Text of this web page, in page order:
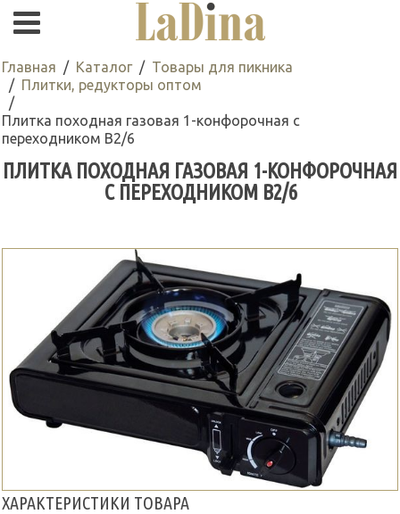
Главная Каталог
Товары для пикника
Плитки, редукторы оптом
Плитка походная газовая 1-конфорочная с
переходником В2/6
ПЛИТКА ПОХОДНАЯ ГАЗОВАЯ 1-КОНФОРОЧНАЯ
С ПЕРЕХОДНИКОМ В2/6
ХАРАКТЕРИСТИКИ ТОВАРА